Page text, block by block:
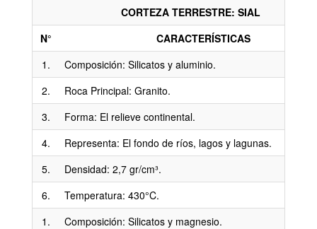
CORTEZA TERRESTRE: SIAL
N°
CARACTERÍSTICAS
1.
Composición: Silicatos y aluminio.
2.
Roca Principal: Granito.
3.
Forma: El relieve continental.
4.
Representa: El fondo de ríos, lagos y lagunas.
5.
Densidad: 2,7 gr/cm³.
6.
Temperatura: 430°C.
1.
Composición: Silicatos y magnesio.